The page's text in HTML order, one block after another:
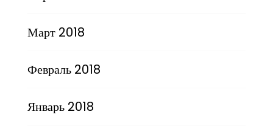
Март 2018
Февраль 2018
Январь 2018